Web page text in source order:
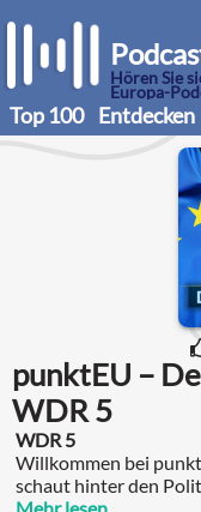
Hören Sie
Europa-
Top 100 Entdecken
punktEU –
WDR 5
WDR 5
Willkommen bei
schaut hinter den